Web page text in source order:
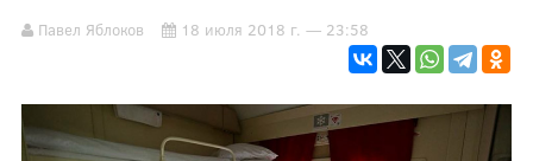
Павел Яблоков 18 июля 2018 г. — 23:58